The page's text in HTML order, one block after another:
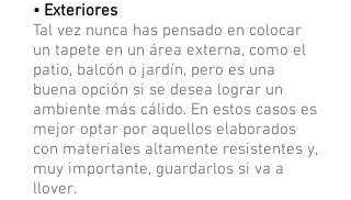
• Exteriores
Tal vez nunca has pensado en colocar
un tapete en un área externa, como el
patio, balcón o jardín, pero es una
buena opción si se desea lograr un
ambiente más cálido. En estos casos es
mejor optar por aquellos elaborados
con materiales altamente resistentes y,
muy importante, guardarlos si va a
llover.